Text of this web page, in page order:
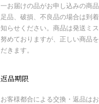
一お届けの品がお申し込みの商
足品、破損、不良品の場合は到
知らせください。商品は発送ミ
努めておりますが、正しい商品
だきます。
返品期限
お客様都合による交換・返品は